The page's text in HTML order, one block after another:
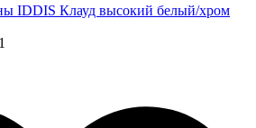
IDDIS Клауд высокий белый/хром